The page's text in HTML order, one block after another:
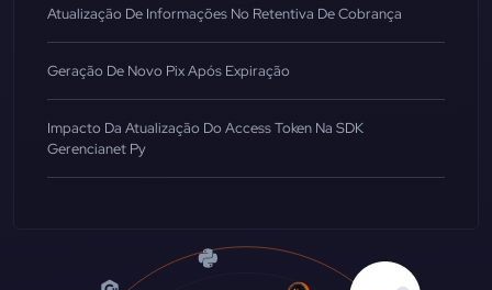
Atualização De Informações No Retentiva De Cobrança
Geração De Novo Pix Após Expiração
Impacto Da Atualização Do Access Token Na SDK
Gerencianet Py